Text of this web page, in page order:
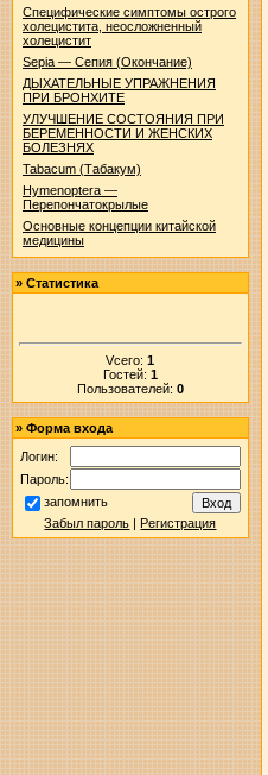
Специфические симптомы острого
холецистита, неосложненный
холецистит
Sepia — Сепия (Окончание)
ДЫХАТЕЛЬНЫЕ УПРАЖНЕНИЯ
ПРИ БРОНХИТЕ
УЛУЧШЕНИЕ СОСТОЯНИЯ ПРИ
БЕРЕМЕННОСТИ И ЖЕНСКИХ
БОЛЕЗНЯХ
Tabacum (Табакум)
Hymenoptera —
Перепончатокрылые
Основные концепции китайской
медицины
» Статистика
Vсего:1
Гостей: 1
Пользователей: 0
» Форма входа
Логин:
Пароль:
запомнить
Забыл пароль |Регистрация